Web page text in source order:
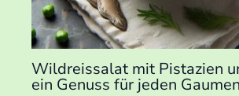
Wildreissalat mit Pistazien
ein Genuss für jeden Gaumen